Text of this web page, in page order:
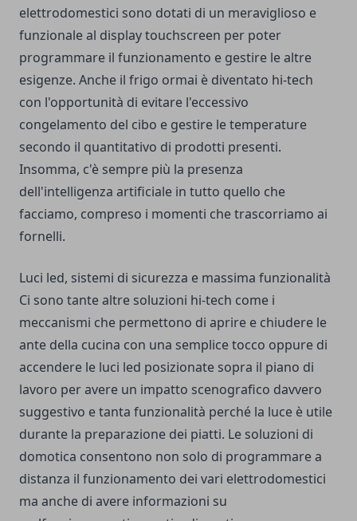
elettrodomestici sono dotati di un meraviglioso e
funzionale al display touchscreen per poter
programmare il funzionamento e gestire le altre
esigenze. Anche il frigo ormai è diventato hi-tech
con l'opportunità di evitare l'eccessivo
congelamento del cibo e gestire le temperature
secondo il quantitativo di prodotti presenti.
Insomma, c'è sempre più la presenza
dell'intelligenza artificiale in tutto quello che
facciamo, compreso i momenti che trascorriamo ai
fornelli.
Luci led, sistemi di sicurezza e massima funzionalità
Ci sono tante altre soluzioni hi-tech come i
meccanismi che permettono di aprire e chiudere le
ante della cucina con una semplice tocco oppure di
accendere le luci led posizionate sopra il piano di
lavoro per avere un impatto scenografico davvero
suggestivo e tanta funzionalità perché la luce è utile
durante la preparazione dei piatti. Le soluzioni di
domotica consentono non solo di programmare a
distanza il funzionamento dei vari elettrodomestici
ma anche di avere informazioni su